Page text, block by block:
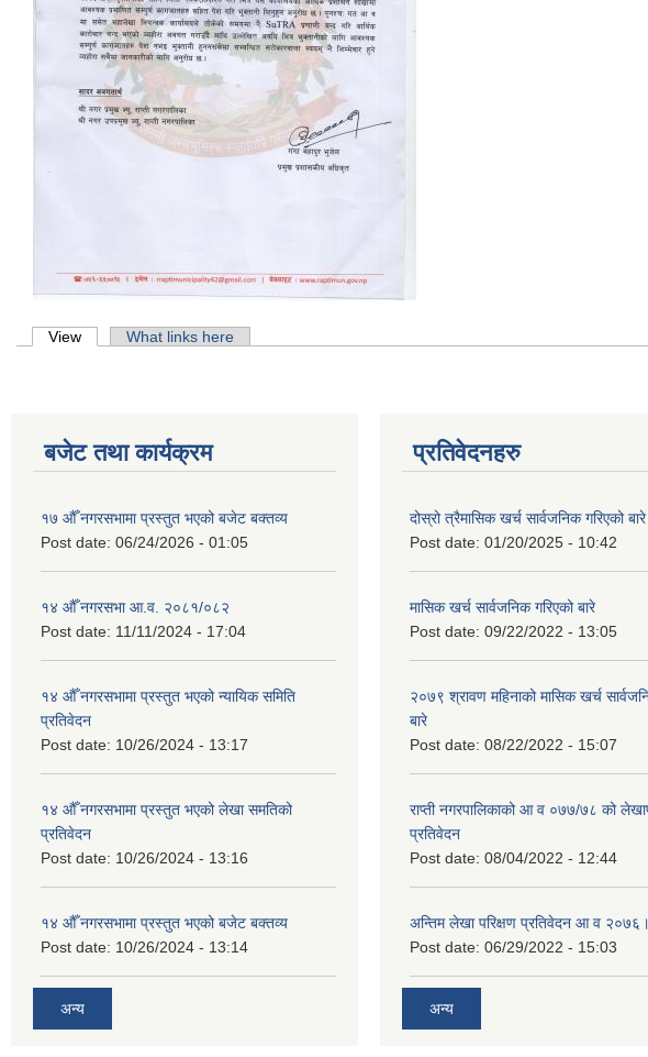
Primary tabs
View (active tab)What links here
बजेट तथा कार्यक्रम
१७ औँ नगरसभामा प्रस्तुत भएको बजेट बक्तव्य
Post date: 06/24/2026 - 01:05
१४ औँ नगरसभा आ.व. २०८१/०८२
Post date: 11/11/2024 - 17:04
१४ औँ नगरसभामा प्रस्तुत भएको न्यायिक समिति
प्रतिवेदन
Post date: 10/26/2024 - 13:17
१४ औँ नगरसभामा प्रस्तुत भएको लेखा समतिको
प्रतिवेदन
Post date: 10/26/2024 - 13:16
१४ औँ नगरसभामा प्रस्तुत भएको बजेट बक्तव्य
Post date: 10/26/2024 - 13:14
अन्य
प्रतिवेदनहरु
दोस्रो त्रैमासिक खर्च सार्वजनिक गरिएको बारे
Post date: 01/20/2025 - 10:42
मासिक खर्च सार्वजनिक गरिएको बारे
Post date: 09/22/2022 - 13:05
२०७९ श्रावण महिनाको मासिक खर्च
बारे
Post date: 08/22/2022 - 15:07
राप्ती नगरपालिकाको आ व ०७७/७८ को
प्रतिवेदन
Post date: 08/04/2022 - 12:44
अन्तिम लेखा परिक्षण प्रतिवेदन आ व
Post date: 06/29/2022 - 15:03
अन्य